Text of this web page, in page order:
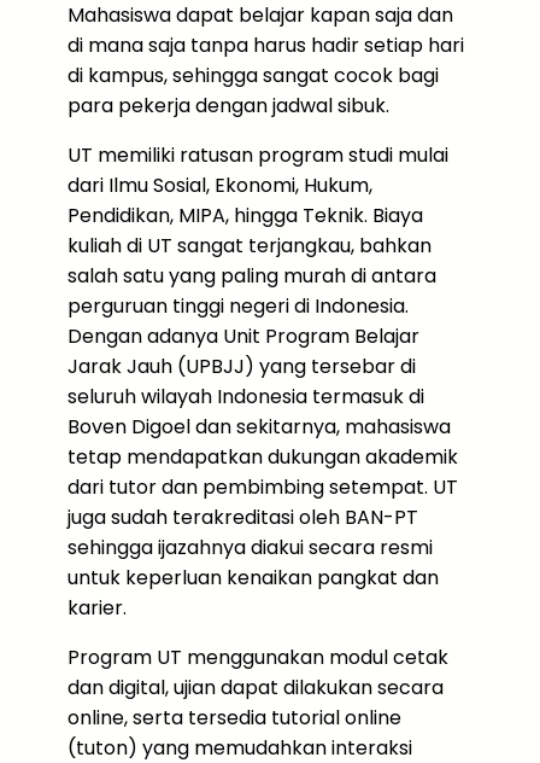
Mahasiswa dapat belajar kapan saja dan
di mana saja tanpa harus hadir setiap hari
di kampus, sehingga sangat cocok bagi
para pekerja dengan jadwal sibuk.
UT memiliki ratusan program studi mulai
dari Ilmu Sosial, Ekonomi, Hukum,
Pendidikan, MIPA, hingga Teknik. Biaya
kuliah di UT sangat terjangkau, bahkan
salah satu yang paling murah di antara
perguruan tinggi negeri di Indonesia.
Dengan adanya Unit Program Belajar
Jarak Jauh (UPBJJ) yang tersebar di
seluruh wilayah Indonesia termasuk di
Boven Digoel dan sekitarnya, mahasiswa
tetap mendapatkan dukungan akademik
dari tutor dan pembimbing setempat. UT
juga sudah terakreditasi oleh BAN-PT
sehingga ijazahnya diakui secara resmi
untuk keperluan kenaikan pangkat dan
karier.
Program UT menggunakan modul cetak
dan digital, ujian dapat dilakukan secara
online, serta tersedia tutorial online
(tuton) yang memudahkan interaksi